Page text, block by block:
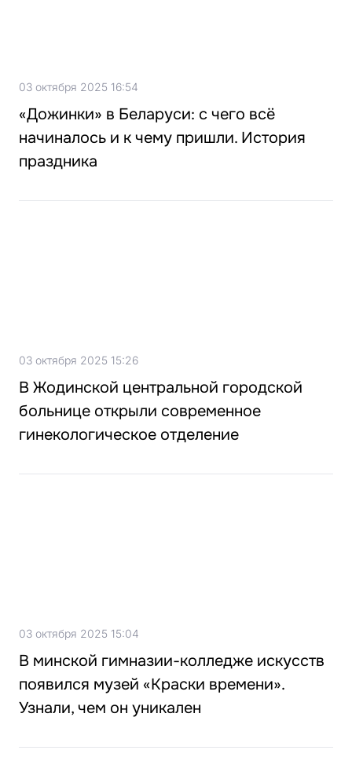
03 октября 2025 16:54
«Дожинки» в Беларуси: с чего всё
начиналось и к чему пришли. История
праздника
03 октября 2025 15:26
В Жодинской центральной городской
больнице открыли современное
гинекологическое отделение
03 октября 2025 15:04
В минской гимназии-колледже искусств
появился музей «Краски времени».
Узнали, чем он уникален